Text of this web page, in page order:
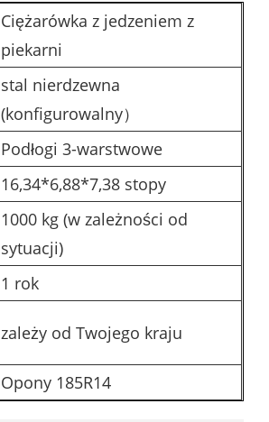
Ciężarówka z jedzeniem z
piekarni
stal nierdzewna
(konfigurowalny）
Podłogi 3-warstwowe
16,34*6,88*7,38 stopy
1000 kg (w zależności od
sytuacji)
1 rok
zależy od Twojego kraju
Opony 185R14